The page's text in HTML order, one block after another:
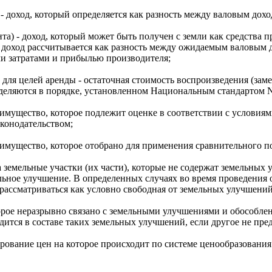
который определяется как разность между валовым
- доход, который может быть получен с земли как средства
рассчитывается как разность между ожидаемым
затратами и прибылью производителя;
для целей аренды - остаточная стоимость воспроизведения
в порядке, установленном Национальным стандартом
которое подлежит оценке в соответствии с
которое отобрано для применения сравнительного
участки (их части), которые не содержат
улучшение. В определенных случаях во время
как условно свободная от земельных
неразрывно связано с земельными улучшениями и
в составе таких земельных улучшений, если другое не
цен на которое происходит по системе